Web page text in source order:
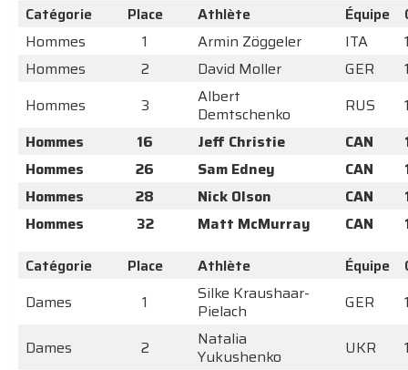
Catégorie
Place Athlète Équipe
Hommes
1 Armin Zöggeler ITA
Hommes
2 David Moller GER
Hommes
3
Albert
Demtschenko
RUS
Hommes
16 Jeff Christie CAN
Hommes
26 Sam Edney CAN
Hommes
28 Nick Olson CAN
Hommes
32 Matt McMurray CAN
Catégorie
Place Athlète Équipe
Dames
1
Silke Kraushaar-
Pielach
GER
Dames
2
Natalia
Yukushenko
UKR